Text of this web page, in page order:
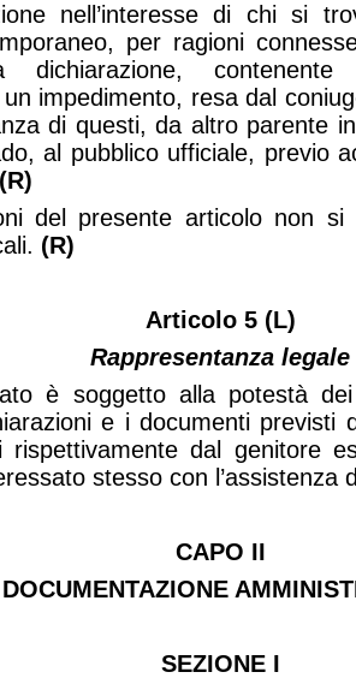
nell’interesse di chi si
per ragioni
dichiarazione, contenente
un impedimento, resa dal
di questi, da altro parente
al pubblico ufficiale, previo
(R)
del presente articolo non si
(R)
Articolo 5 (L)
Rappresentanza legale
è soggetto alla potestà
e i documenti previsti
rispettivamente dal genitore
stesso con l’assistenza
CAPO II
DOCUMENTAZIONE
SEZIONE I